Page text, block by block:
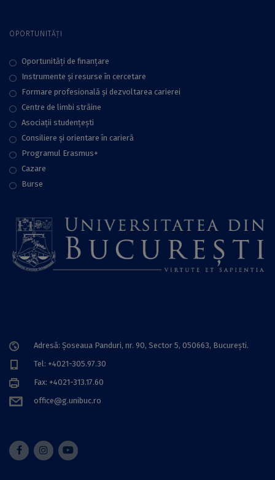
OPORTUNITĂȚI
Oportunități de finanțare
Instrumente și resurse în cercetare
Formare profesională și dezvoltarea carierei
Centre de limbi străine
Asociații studențești
Consiliere şi orientare în carieră
Programul Erasmus+
Cazare
Burse
Adresă: Șoseaua Panduri, nr. 90, Sector 5, 050663, Bucureşti.
Tel: +4021-305.97.30
Fax: +4021-313.17.60
office@g.unibuc.ro